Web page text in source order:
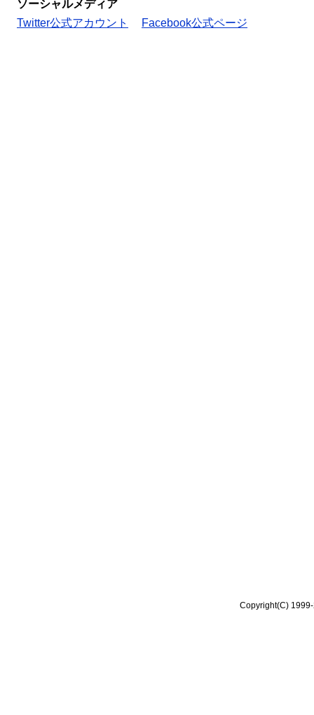
ソーシャルメディア
Twitter公式アカウント
Facebook公式ページ
Copyright(C)